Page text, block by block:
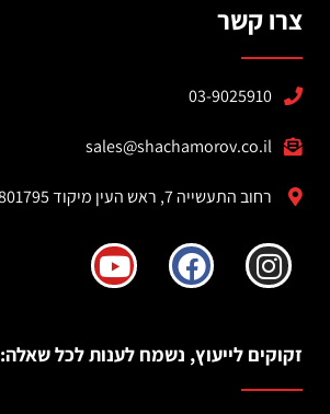
צרו קשר
03-9025910
sales@shachamorov.co.il
רחוב התעשייה 7, ראש העין מיקוד 4801795
זקוקים לייעוץ, נשמח לענות לכל שאלה: